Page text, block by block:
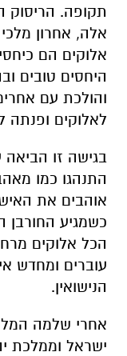
תקופה. הריסוק
אלה, אחרון
אלוקים הם
היחסים טובים
והולכת עם
לאלוקים ופנתה
בגישה זו הביאה
התנהגו כמו
אוהבים את
כשמגיע החורבן
הכל אלוקים
עוברים ומחדש
הנישואין.
אחרי שלמה